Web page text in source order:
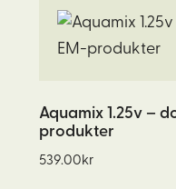
på
produktsidan
Aquamix 1.25v –
produkter
539.00kr